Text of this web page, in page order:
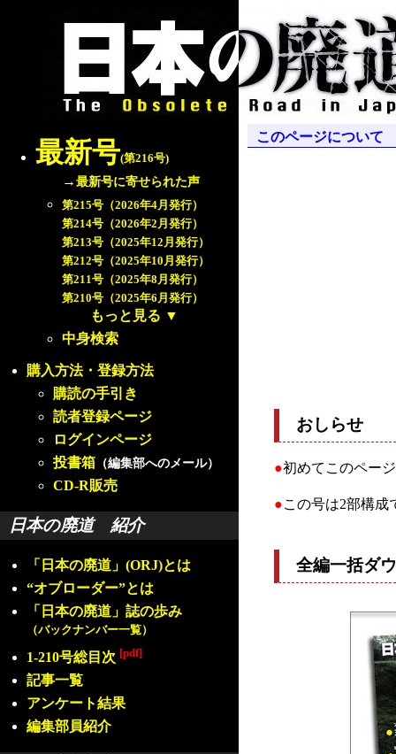
最新号(第216号)
→最新号に寄せられた声
第215号（2026年4月発行）
第214号（2026年2月発行）
第213号（2025年12月発行）
第212号（2025年10月発行）
第211号（2025年8月発行）
第210号（2025年6月発行）
もっと見る ▼
中身検索
購入方法・登録方法
購読の手引き
読者登録ページ
ログインページ
投書箱 （編集部へのメール）
CD-R販売
日本の廃道 紹介
「日本の廃道」(ORJ)とは
“オブローダー”とは
「日本の廃道」誌の歩み
（バックナンバー一覧）
1-210号総目次 [pdf]
記事一覧
アンケート結果
編集部員紹介
このページについて
おしらせ
●初めてこのペー
●この号は2部構成
全編一括ダ